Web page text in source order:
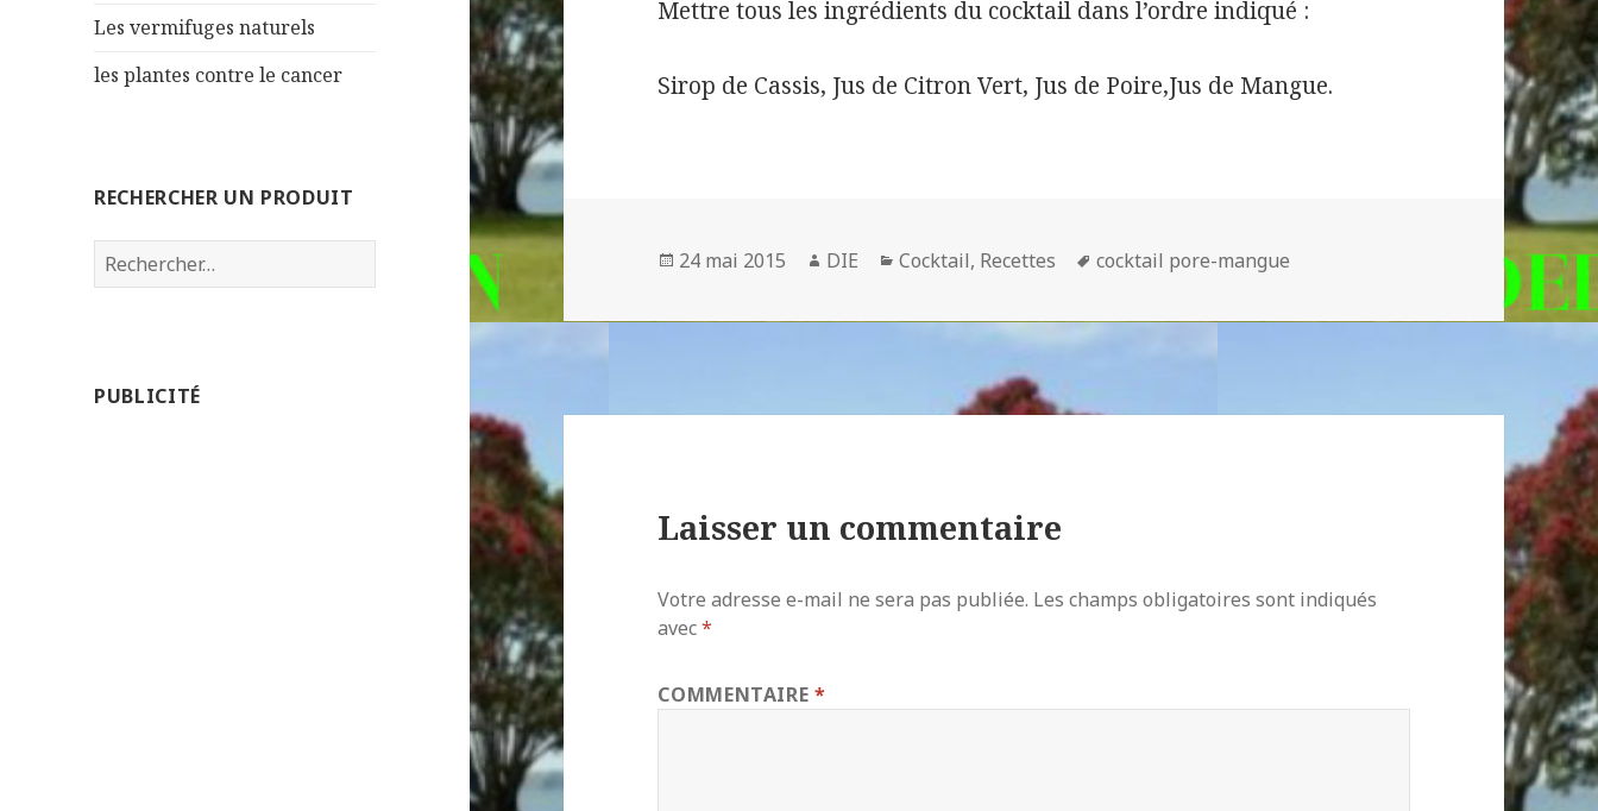
Les vermifuges naturels
les plantes contre le cancer
RECHERCHER UN PRODUIT
Rechercher :
PUBLICITÉ
Mettre tous les ingrédients du cocktail dans l’ordre indiqué :
Sirop de Cassis, Jus de Citron Vert, Jus de Poire,Jus de Mangue.
Publié
24 mai 2015 Auteur
DIE Catégories
Cocktail, Recettes
Mots-
cocktail pore-mangue
Laisser un commentaire
Votre adresse e-mail ne sera pas publiée. Les champs obligatoires sont indiqués
avec*
COMMENTAIRE*